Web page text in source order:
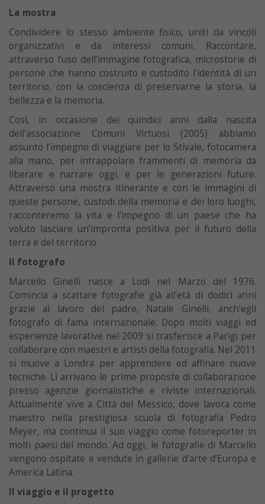
La mostra
Condividere lo stesso ambiente fisico, uniti da vincoli
organizzativi e da interessi comuni. Raccontare,
attraverso l’uso dell’immagine fotografica, microstorie di
persone che hanno costruito e custodito l’identità di un
territorio, con la coscienza di preservarne la storia, la
bellezza e la memoria.
Così, in occasione dei quindici anni dalla nascita
dell’associazione Comuni Virtuosi (2005) abbiamo
assunto l’impegno di viaggiare per lo Stivale, fotocamera
alla mano, per intrappolare frammenti di memoria da
liberare e narrare oggi, e per le generazioni future.
Attraverso una mostra itinerante e con le immagini di
queste persone, custodi della memoria e dei loro luoghi,
racconteremo la vita e l’impegno di un paese che ha
voluto lasciare un’impronta positiva per il futuro della
terra e del territorio.
Il fotografo
Marcello Ginelli nasce a Lodi nel Marzo del 1976.
Comincia a scattare fotografie già all’età di dodici anni
grazie al lavoro del padre, Natale Ginelli, anch’egli
fotografo di fama internazionale. Dopo molti viaggi ed
esperienze lavorative nel 2009 si trasferisce a Parigi per
collaborare con maestri e artisti della fotografia. Nel 2011
si muove a Londra per apprendere ed affinare nuove
tecniche. Lì arrivano le prime proposte di collaborazione
presso agenzie giornalistiche e riviste internazionali.
Attualmente vive a Città del Messico, dove lavora come
maestro nella prestigiosa scuola di fotografia Pedro
Meyer, ma continua il suo viaggio come fotoreporter in
molti paesi del mondo. Ad oggi, le fotografie di Marcello
vengono ospitate e vendute in gallerie d’arte d’Europa e
America Latina.
Il viaggio e il progetto